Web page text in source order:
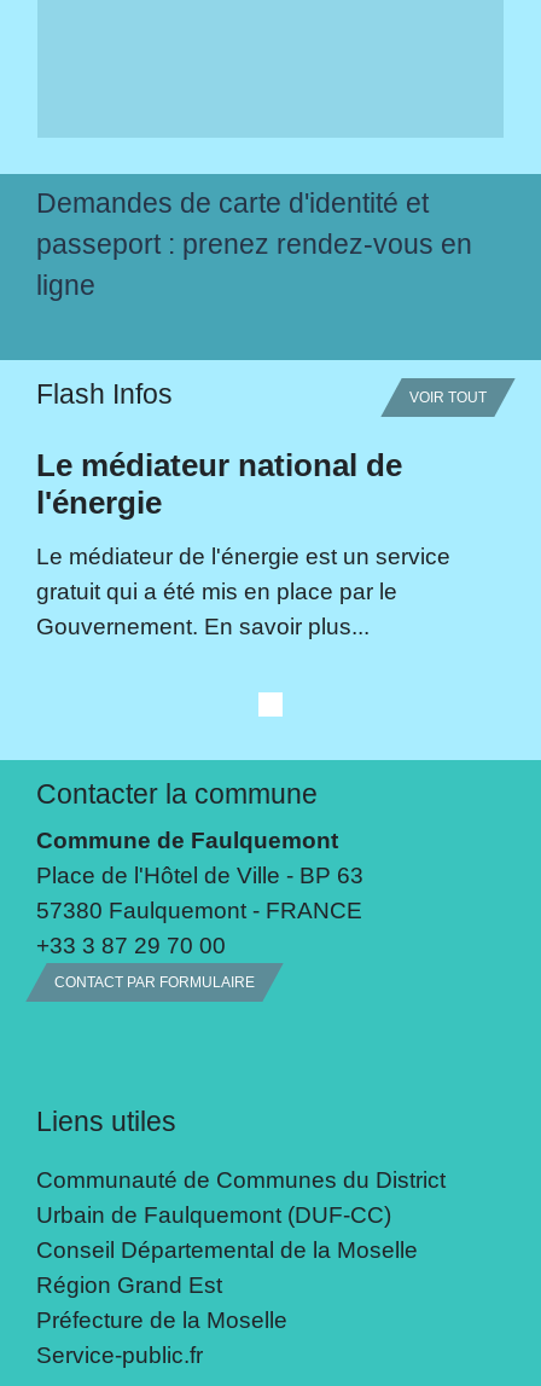
Demandes de carte d'identité et
passeport : prenez rendez-vous en
ligne
Flash Infos VOIR TOUT
Le médiateur national de
l'énergie
Le médiateur de l'énergie est un service
gratuit qui a été mis en place par le
Gouvernement. En savoir plus...
Contacter la commune
Commune de Faulquemont
Place de l'Hôtel de Ville - BP 63
57380 Faulquemont - FRANCE
+33 3 87 29 70 00
CONTACT PAR FORMULAIRE
Liens utiles
Communauté de Communes du District
Urbain de Faulquemont (DUF-CC)
Conseil Départemental de la Moselle
Région Grand Est
Préfecture de la Moselle
Service-public.fr